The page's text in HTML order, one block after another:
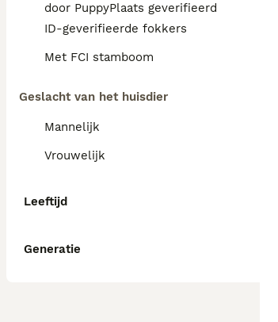
door PuppyPlaats geverifieerd
ID-geverifieerde fokkers
Met FCI stamboom
Geslacht van het huisdier
Mannelijk
Vrouwelijk
Leeftijd
Generatie